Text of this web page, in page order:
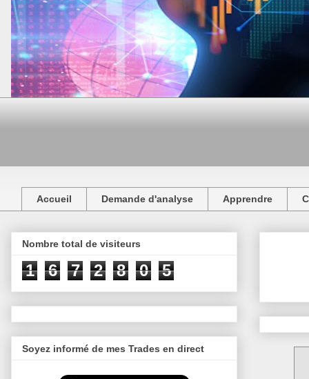
Accueil Demande d'analyse Apprendre
Nombre total de visiteurs
1 6 7 2 8 0 5
Soyez informé de mes Trades en direct